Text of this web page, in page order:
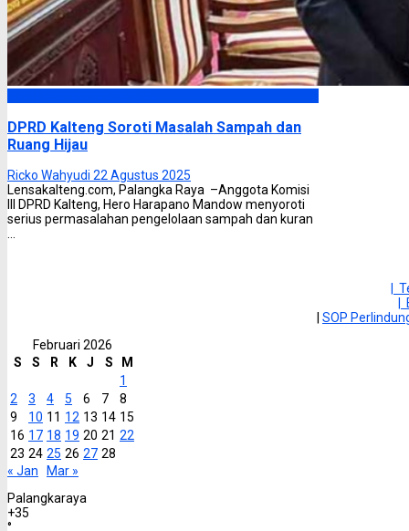
DPRD Kalteng Soroti Masalah Sampah dan
Ruang Hijau
Ricko Wahyudi 22 Agustus 2025
Lensakalteng.com, Palangka Raya –Anggota Komisi
III DPRD Kalteng, Hero Harapano Mandow menyoroti
serius permasalahan pengelolaan sampah dan kuran
|
SOP
Februari 2026
S
S R K J S
M
1
2
3 4 5 6 7
8
9
10 11 12 13 14 15
16 17 18 19 20 21 22
23 24 25 26 27 28
« Jan
Mar »
Palangkaraya
+35
°